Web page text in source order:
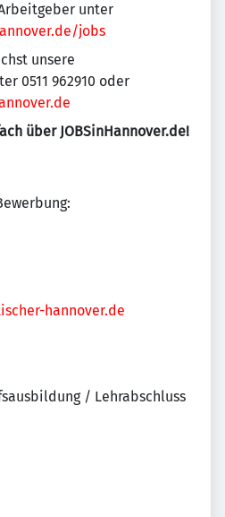
unter
jobs
unsere
0511 962910 oder
über JOBSinHannover.de!
hannover.de
/ Lehrabschluss